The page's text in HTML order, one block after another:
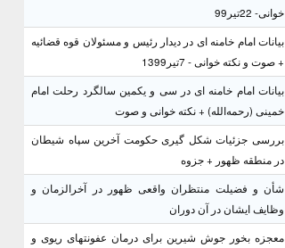
خوانی- 22تیر99
بیانات امام خامنه ای در دیدار رئیس و مسئولان قوه قضائیه
+ صوت و نکته خوانی - 7تیر1399
بیانات امام خامنه ای در سی و یکمین سالگرد رحلت امام
خمینی (رحمه‌الله) + نکته خوانی و صوت
بررسی جزئیات شکل گیری حکومت آخرین سپاه شیطان
در منطقه ظهور + جزوه
شأن و فضیلت منتظران واقعی ظهور در آخرالزمان و
وظایف ایشان در آن دوران
معجزه بخور جوش شیرین برای درمان عفونتهای ریوی و